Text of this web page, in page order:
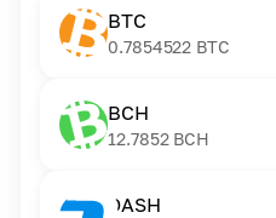
BTC
0.7854522 BTC
BCH
12.7852 BCH
DASH